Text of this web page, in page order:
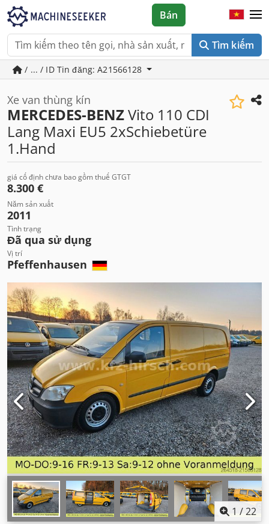
Tìm kiếm
Bán
/ ... / ID Tin đăng: A21566128
Xe van thùng kín
MERCEDES-BENZVito 110 CDI
Lang Maxi EU5 2xSchiebetüre
1.Hand
giá cố định chưa bao gồm thuế GTGT
8.300 €
Năm sản xuất
2011
Tình trạng
Đã qua sử dụng
Vị trí
Pfeffenhausen
1 /22